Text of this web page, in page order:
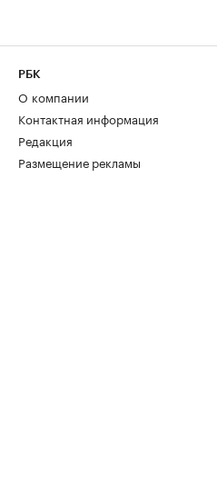
РБК
О компании
Контактная информация
Редакция
Размещение рекламы